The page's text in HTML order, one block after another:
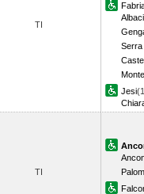
TI
Serra
Jesi
TI